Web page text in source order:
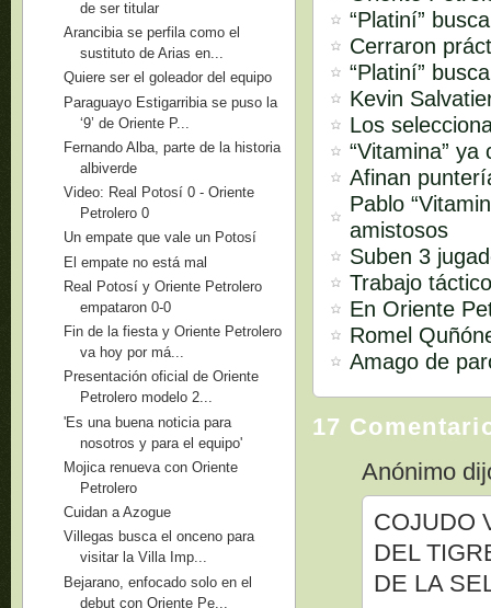
“Platiní”
Cerraron
“Platiní”
Kevin
Los
“Vitamina”
Afinan
Pablo
amistosos
Suben 3
Trabajo
En Oriente
Romel
Amago de
17
Anónimo
COJUDO
DEL
DE LA
de ser titular
Arancibia se perfila como el
sustituto de Arias en...
Quiere ser el goleador del equipo
Paraguayo Estigarribia se puso la
‘9’ de Oriente P...
Fernando Alba, parte de la historia
albiverde
Video: Real Potosí 0 - Oriente
Petrolero 0
Un empate que vale un Potosí
El empate no está mal
Real Potosí y Oriente Petrolero
empataron 0-0
Fin de la fiesta y Oriente Petrolero
va hoy por má...
Presentación oficial de Oriente
Petrolero modelo 2...
'Es una buena noticia para
nosotros y para el equipo'
Mojica renueva con Oriente
Petrolero
Cuidan a Azogue
Villegas busca el onceno para
visitar la Villa Imp...
Bejarano, enfocado solo en el
debut con Oriente Pe...